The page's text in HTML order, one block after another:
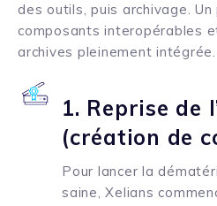
des outils, puis archivage.
composants interopérables
archives pleinement intégrée.
1. Reprise de
(création de
Pour lancer la
saine, Xelians